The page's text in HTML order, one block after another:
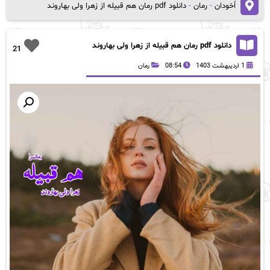
اُخودان- رمان- دانلود pdf رمان هم‌ قبیله از زهرا ولی بهاروند
21 دانلود pdf رمان هم‌ قبیله از زهرا ولی بهاروند
1 اردیبهشت 1403 08:54 رمان